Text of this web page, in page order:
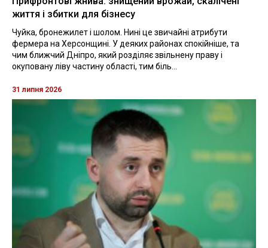
життя і збитки для бізнесу
Чуйка, бронежилет і шолом. Нині це звичайні атрибути
фермера на Херсонщині. У деяких районах спокійніше, та
чим ближчий Дніпро, який розділяє звільнену праву і
окуповану ліву частину області, тим біль...
31 липня 2026